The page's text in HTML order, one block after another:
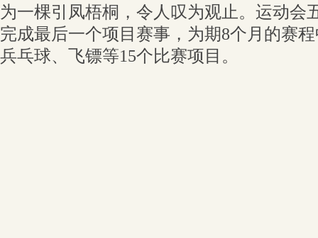
为一棵引凤梧桐，令人叹为观止。运动会
完成最后一个项目赛事，为期8个月的赛
兵乓球、飞镖等15个比赛项目。